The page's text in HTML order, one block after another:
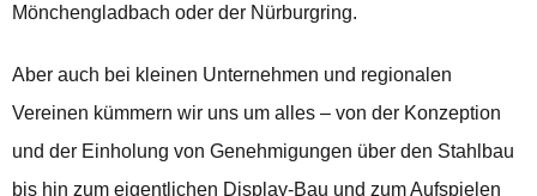
Mönchengladbach oder der Nürburgring.
Aber auch bei kleinen Unternehmen und regionalen
Vereinen kümmern wir uns um alles – von der Konzeption
und der Einholung von Genehmigungen über den Stahlbau
bis hin zum eigentlichen Display-Bau und zum Aufspielen